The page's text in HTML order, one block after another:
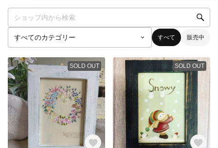
すべて 販売中
SOLD OUT SOLD OUT